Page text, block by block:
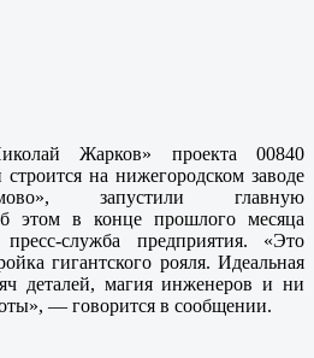
Жарков» проекта 00840
на нижегородском заводе
запустили главную
этом в конце прошлого месяца
пресс-служба предприятия. «Это
гигантского рояля. Идеальная
деталей, магия инженеров и ни
— говорится в сообщении.